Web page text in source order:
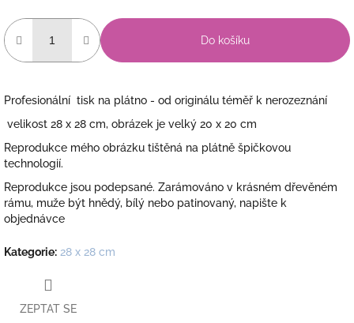
Do košíku
Profesionální tisk na plátno - od originálu téměř k nerozeznání
velikost 28 x 28 cm, obrázek je velký 20 x 20 cm
Reprodukce mého obrázku tištěná na plátně špičkovou
technologií.
Reprodukce jsou podepsané. Zarámováno v krásném dřevěném
rámu, muže být hnědý, bílý nebo patinovaný, napište k
objednávce
Kategorie: 28 x 28 cm
ZEPTAT SE